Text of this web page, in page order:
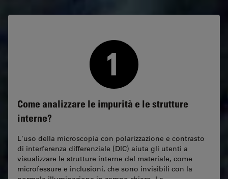
Come analizzare le impurità e le strutture
interne?
L'uso della microscopia con polarizzazione e contrasto
di interferenza differenziale (DIC) aiuta gli utenti a
visualizzare le strutture interne del materiale, come
microfessure e inclusioni, che sono invisibili con la